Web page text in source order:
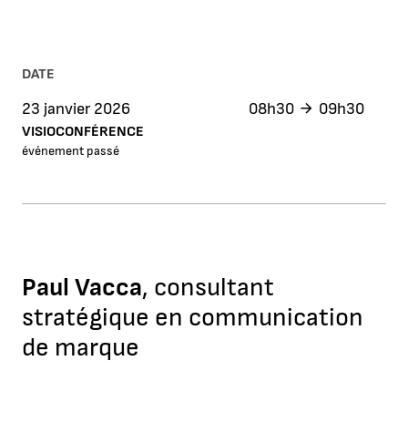
DATE
23 janvier 2026 08h30 09h30
VISIOCONFÉRENCE
événement passé
Paul Vacca, consultant
stratégique en communication
de marque